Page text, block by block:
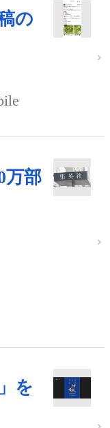
の
万部
を